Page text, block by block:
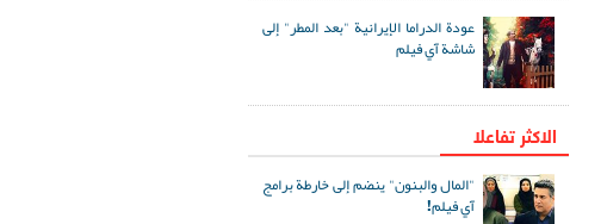
عودة الدراما الإيرانية "بعد المطر" إلى
شاشة آي فيلم
الاکثر تفاعلا
"المال والبنون" ينضم إلى خارطة برامج
آي فيلم!